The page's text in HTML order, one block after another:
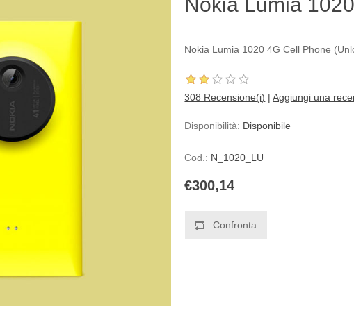
Nokia Lumia 1020 4G Cell Phone
308 Recensione(i) | Aggiungi una
Disponibilità: Disponibile
Cod.: N_1020_LU
€300,14